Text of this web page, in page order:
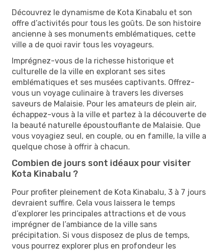
Découvrez le dynamisme de Kota Kinabalu et son
offre d’activités pour tous les goûts. De son histoire
ancienne à ses monuments emblématiques, cette
ville a de quoi ravir tous les voyageurs.
Imprégnez-vous de la richesse historique et
culturelle de la ville en explorant ses sites
emblématiques et ses musées captivants. Offrez-
vous un voyage culinaire à travers les diverses
saveurs de Malaisie. Pour les amateurs de plein air,
échappez-vous à la ville et partez à la découverte de
la beauté naturelle époustouflante de Malaisie. Que
vous voyagiez seul, en couple, ou en famille, la ville a
quelque chose à offrir à chacun.
Combien de jours sont idéaux pour visiter
Kota Kinabalu ?
Pour profiter pleinement de Kota Kinabalu, 3 à 7 jours
devraient suffire. Cela vous laissera le temps
d’explorer les principales attractions et de vous
imprégner de l’ambiance de la ville sans
précipitation. Si vous disposez de plus de temps,
vous pourrez explorer plus en profondeur les